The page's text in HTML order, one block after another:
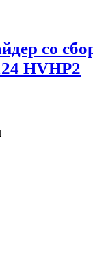
со
HVHP2